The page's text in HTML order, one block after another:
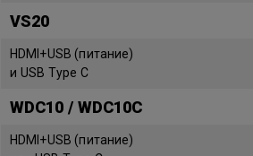
VS20
HDMI+USB (питание)
и USB Type C
WDC10 / WDC10C
HDMI+USB (питание)